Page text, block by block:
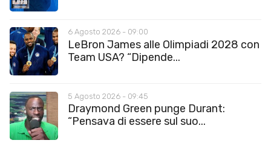
6 Agosto 2026 - 09:00
LeBron James alle Olimpiadi 2028 con
Team USA? “Dipende...
5 Agosto 2026 - 09:45
Draymond Green punge Durant:
“Pensava di essere sul suo...